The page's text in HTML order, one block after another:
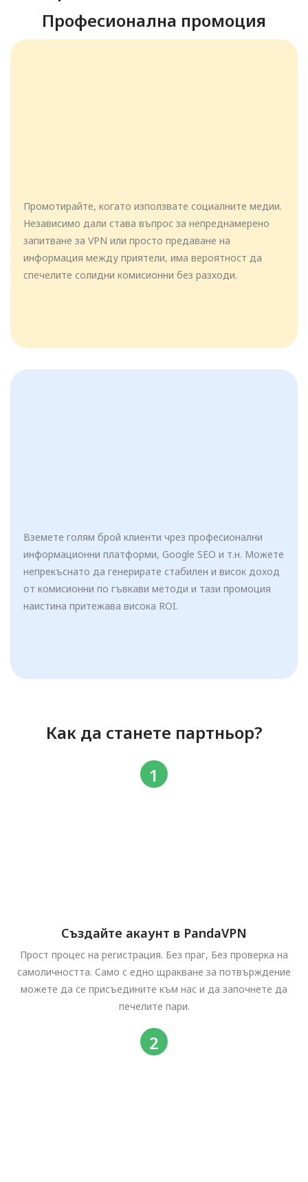
Професионална промоция
Промотирайте, когато използвате социалните медии.
Независимо дали става въпрос за непреднамерено
запитване за VPN или просто предаване на
информация между приятели, има вероятност да
спечелите солидни комисионни без разходи.
Вземете голям брой клиенти чрез професионални
информационни платформи, Google SEO и т.н. Можете
непрекъснато да генерирате стабилен и висок доход
от комисионни по гъвкави методи и тази промоция
наистина притежава висока ROI.
Как да станете партньор?
Създайте акаунт в PandaVPN
Прост процес на регистрация. Без праг, Без проверка на
самоличността. Само с едно щракване за потвърждение
можете да се присъедините към нас и да започнете да
печелите пари.